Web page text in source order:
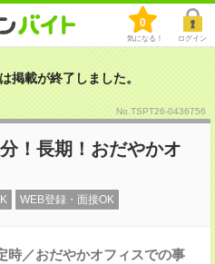
0
気になる！ ログイン
掲載が終了しました。
No.TSPT26-0436756
！長期！おだやかオ
WEB登録・面接OK
時／おだやかオフィスでの事